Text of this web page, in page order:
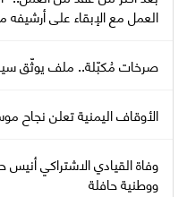
العمل مع الإبقاء على أرشيفه
صرخات مُكبّلة.. ملف يوثّق سير
الأوقاف اليمنية تعلن نجاح موسم
وفاة القيادي الاشتراكي
ووطنية حافلة